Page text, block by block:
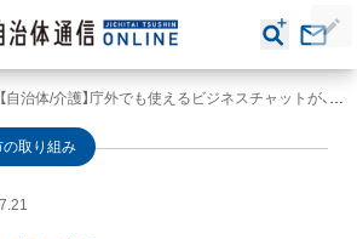
【自治体/介護】庁外でも使えるビジネスチャットが、地域のデジタル化を促すツールに（LoGoチャット / トラストバンク）
の取り組み